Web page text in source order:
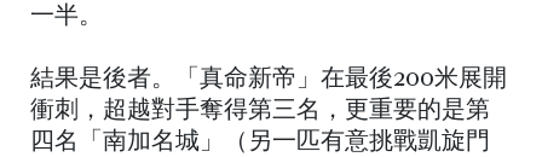
一半。
結果是後者。「真命新帝」在最後200米展開
衝刺，超越對手奪得第三名，更重要的是第
四名「南加名城」（另一匹有意挑戰凱旋門